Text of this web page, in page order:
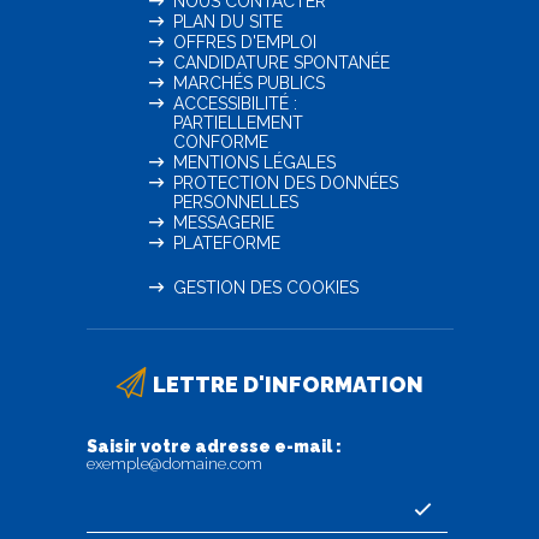
PLAN DU SITE
OFFRES D'EMPLOI
CANDIDATURE SPONTANÉE
MARCHÉS PUBLICS
ACCESSIBILITÉ :
PARTIELLEMENT
CONFORME
MENTIONS LÉGALES
PROTECTION DES DONNÉES
PERSONNELLES
MESSAGERIE
PLATEFORME
GESTION DES COOKIES
LETTRE D'INFORMATION
Saisir votre adresse e-mail :
exemple@domaine.com